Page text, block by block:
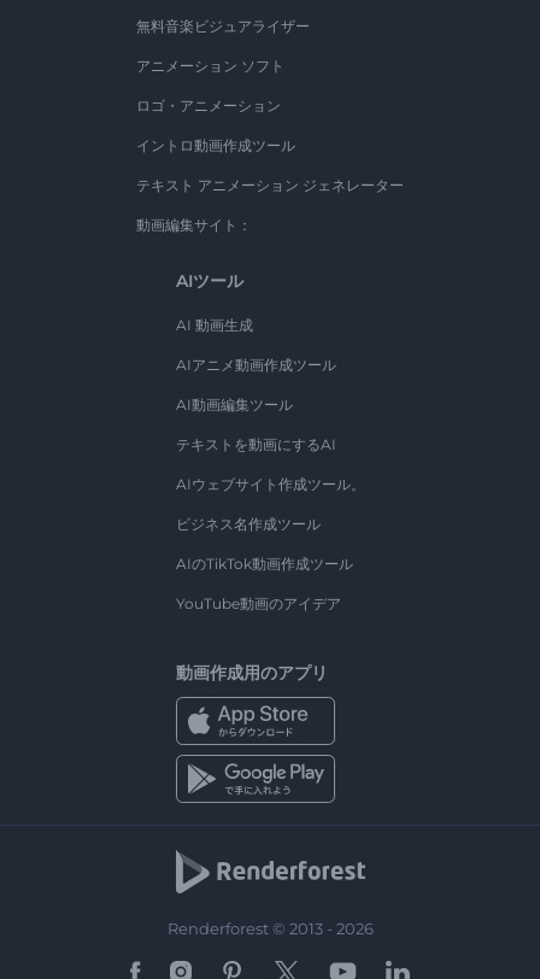
無料音楽ビジュアライザー
アニメーション ソフト
ロゴ・アニメーション
イントロ動画作成ツール
テキスト アニメーション ジェネレーター
動画編集サイト：
AIツール
AI 動画生成
AIアニメ動画作成ツール
AI動画編集ツール
テキストを動画にするAI
AIウェブサイト作成ツール。
ビジネス名作成ツール
AIのTikTok動画作成ツール
YouTube動画のアイデア
動画作成用のアプリ
Renderforest © 2013 - 2026